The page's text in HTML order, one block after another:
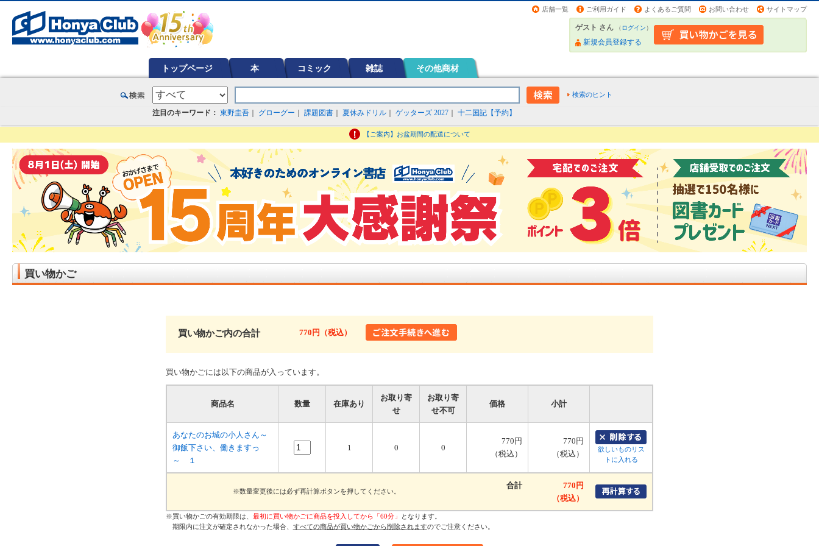
店舗一覧 ご利用ガイド よくあるご質問 お問い合わせ サイトマップ
ゲスト さん （ログイン）
新規会員登録する
トップページ 本 コミック 雑誌 その他商材
検索のヒント
注目のキーワード： 東野圭吾 グローグー 課題図書 夏休みドリル ゲッターズ 2027 十二国記【予約】
【ご案内】お盆期間の配送について
買い物かご
買い物かご内の合計 770円（税込）
買い物かごには以下の商品が入っています。
商品名 数量 在庫あり
お取り寄
せ
お取り寄
せ不可
価格 小計
あなたのお城の小人さん～
御飯下さい、働きますっ
～ １
1 0 0
770円
（税込）
770円
（税込）
欲しいものリス
トに入れる
※数量変更後には必ず再計算ボタンを押してください。
合計
770円
（税込）
※買い物かごの有効期限は、 最初に買い物かごに商品を投入してから「60分」
となります。
期限内に注文が確定されなかった場合、 すべての商品が買い物かごから削除されますのでご注意ください。